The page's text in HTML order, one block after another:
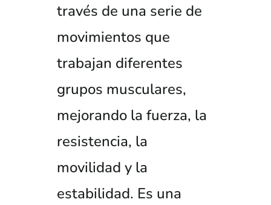
través de una serie de
movimientos que
trabajan diferentes
grupos musculares,
mejorando la fuerza, la
resistencia, la
movilidad y la
estabilidad. Es una